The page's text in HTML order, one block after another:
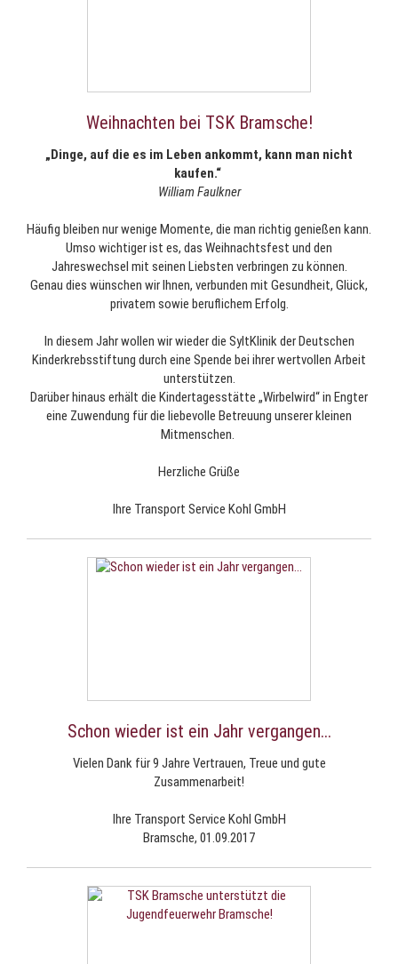
Weihnachten bei TSK Bramsche!
„Dinge, auf die es im Leben ankommt, kann man nicht
kaufen.“
William Faulkner
Häufig bleiben nur wenige Momente, die man richtig genießen kann.
Umso wichtiger ist es, das Weihnachtsfest und den
Jahreswechsel mit seinen Liebsten verbringen zu können.
Genau dies wünschen wir Ihnen, verbunden mit Gesundheit, Glück,
privatem sowie beruflichem Erfolg.
In diesem Jahr wollen wir wieder die SyltKlinik der Deutschen
Kinderkrebsstiftung durch eine Spende bei ihrer wertvollen Arbeit
unterstützen.
Darüber hinaus erhält die Kindertagesstätte „Wirbelwird“ in Engter
eine Zuwendung für die liebevolle Betreuung unserer kleinen
Mitmenschen.
Herzliche Grüße
Ihre Transport Service Kohl GmbH
Schon wieder ist ein Jahr vergangen...
Vielen Dank für 9 Jahre Vertrauen, Treue und gute
Zusammenarbeit!
Ihre Transport Service Kohl GmbH
Bramsche, 01.09.2017